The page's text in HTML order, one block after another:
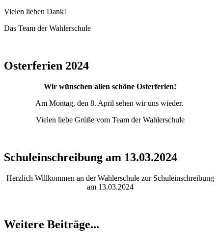
Vielen lieben Dank!
Das Team der Wahlerschule
Osterferien 2024
Wir wünschen allen schöne Osterferien!
Am Montag, den 8. April sehen wir uns wieder.
Vielen liebe Grüße vom Team der Wahlerschule
Schuleinschreibung am 13.03.2024
Herzlich Willkommen an der Wahlerschule zur Schuleinschreibung
am 13.03.2024
Weitere Beiträge...